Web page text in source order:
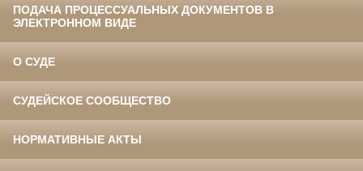
ПОДАЧА ПРОЦЕССУАЛЬНЫХ ДОКУМЕНТОВ В
ЭЛЕКТРОННОМ ВИДЕ
О СУДЕ
СУДЕЙСКОЕ СООБЩЕСТВО
НОРМАТИВНЫЕ АКТЫ